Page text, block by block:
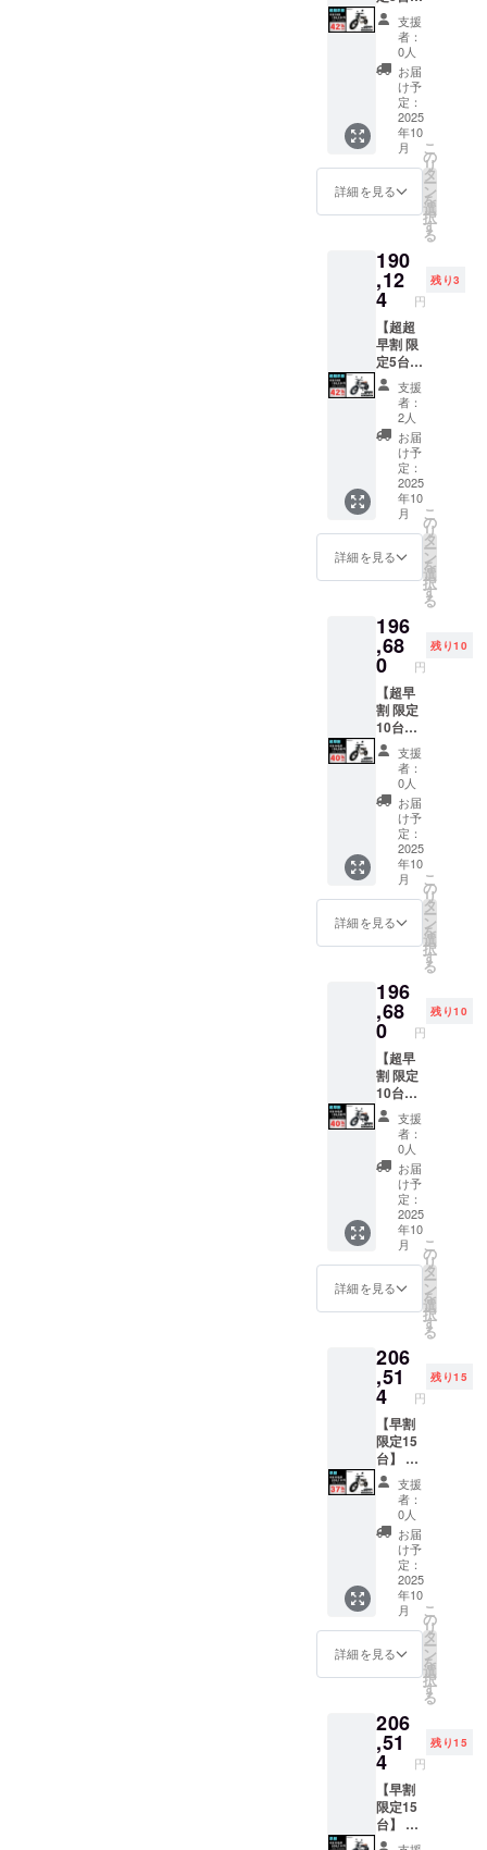
ラス＝イー
プラスミラ
行者に
直接お
問合せ
くださ
い。
本商品
は付き
ません
のでご
注意く
ださい
※PSE
マーク
（その
他法定
表示を
応車種
・
RHINO
B（500
w 原付
一種 電
動バイ
ク） ・
RHINO
B（100
0w 原付
二種 電
動バイ
ク）
リーで
す。 ※
車体に
は16Ah
バッテ
リーを
標準装
備して
いま
す。 ※
電動バ
イク本
体のお
定日に
一緒に
配送予
定で
す。 ※
オープ
ション
品は商
品本体
は付き
ません
のでご
注意く
ださい
※PSE
マーク
（その
他法定
表示を
含む）
み ▼対
応車種
・
RHINO
B（500
w 原付
一種 電
動バイ
ク） ・
RHINO
B（100
0w 原付
二種 電
動バイ
ク）
●イープ
ラスミ
ライ
RHINO
バイク
原付一
種500W
モデル
×1台 ●
カ
ラー：
サンド
ジュ (サ
ドル色
はブ
ラック
になり
ます。
オープ
ション
でブラ
ウン色
に変更
できま
す。) ●
一般販
売予定
価格：
327,800
円の
42%OF
F ※箱入
ドル
バーと
前輪の
取付け
が必要)
での送
料
18,800
円を含
んだ金
額で
す。 ※
離島
（北海
道、沖
縄、離
島在住
の方向
け）の
追加送
CAMPF
IREをご
注文さ
れた
後、商
品を発
送する
一週間
前に弊
社の
ホーム
ページ
にて追
加の離
島送料
11,000
円(税込
み)をお
払う必
要があ
す。ご
注意く
ださ
い。 ※
組立完
成車の
お届け
はオー
プショ
ンで別
に購入
する必
要があ
りま
す。 ※
製品の
品質向
上と改
良によ
り、デ
ン・仕
様は変
更にな
る可能
性もご
ざいま
す。
ご了承
支援
者：
0人
お届
け予
定：
2025
年10
月
詳細を見る
こ
の
リ
タ
ー
ン
を
選
択
す
る
190
,12
4 円
残り3
【超超
早割 限
定5台】
●イープ
ラスミ
ライ
RHINO
バイク
原付一
種500W
モデル
×1台 ●
カ
ラー：
アバン
ク (サド
ル色は
ブラッ
クにな
りま
す。
オープ
ション
でブラ
ウン色
に変更
できま
す。) ●
一般販
売予定
価格：
327,800
円の
42%OF
F ※箱入
ドル
バーと
前輪の
取付け
が必要)
での送
料
18,800
円を含
んだ金
額で
す。 ※
離島
（北海
道、沖
縄、離
島在住
の方向
け）の
追加送
CAMPF
IREをご
注文さ
れた
後、商
品を発
送する
一週間
前に弊
社の
ホーム
ページ
にて追
加の離
島送料
11,000
円(税込
み)をお
払う必
要があ
す。ご
注意く
ださ
い。 ※
組立完
成車の
お届け
はオー
支援
者：
2人
お届
け予
定：
2025
年10
月
詳細を見る
こ
の
リ
タ
ー
ン
を
選
択
す
る
196
,68
0 円
残り10
【超早
割 限定
10台】
●イープ
ラスミ
ライ
RHINO
バイク
原付一
種500W
モデル
×1台 ●
カ
ラー：
サンド
ジュ (サ
ドル色
はブ
ラック
になり
ます。
オープ
ション
でブラ
ウン色
に変更
できま
す。) ●
一般販
売予定
価格：
327,800
円の
40%OF
F ※箱入
ドル
バーと
前輪の
取付け
が必要)
での送
料
18,800
円を含
んだ金
額で
す。 ※
離島
（北海
道、沖
縄、離
島在住
の方向
け）の
追加送
CAMPF
IREをご
注文さ
れた
後、商
品を発
送する
一週間
支援
者：
0人
お届
け予
定：
2025
年10
月
詳細を見る
こ
の
リ
タ
ー
ン
を
選
択
す
る
196
,68
0 円
残り10
【超早
割 限定
10台】
●イープ
ラスミ
ライ
RHINO
バイク
原付一
種500W
モデル
×1台 ●
カ
ラー：
アバン
ク (サド
ル色は
ブラッ
クにな
りま
す。
オープ
ション
でブラ
ウン色
に変更
できま
す。) ●
一般販
売予定
価格：
327,800
円の
40%OF
F ※箱入
ドル
バーと
前輪の
取付け
が必要)
での送
料
18,800
支援
者：
0人
お届
け予
定：
2025
年10
月
詳細を見る
こ
の
リ
タ
ー
ン
を
選
択
す
る
206
,51
4 円
残り15
【早割
限定15
台】 ●
イープ
ラスミ
ライ
RHINO
バイク
原付一
種500W
モデル
×1台 ●
カ
ラー：
サンド
ジュ (サ
ドル色
はブ
ラック
になり
ます。
オープ
ション
支援
者：
0人
お届
け予
定：
2025
年10
月
詳細を見る
こ
の
リ
タ
ー
ン
を
選
択
す
る
206
,51
4 円
残り15
【早割
限定15
台】 ●
イープ